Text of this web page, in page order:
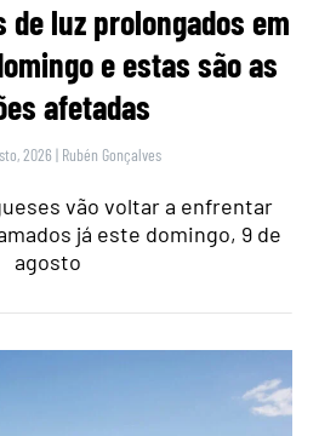
luz prolongados em
e estas são as
afetadas
2026 | Rubén Gonçalves
vão voltar a enfrentar
já este domingo, 9 de
agosto